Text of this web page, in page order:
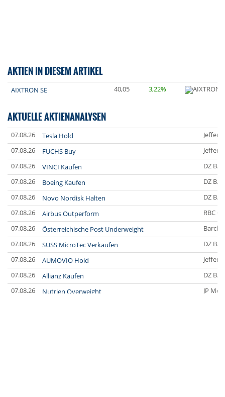
AKTIEN IN DIESEM ARTIKEL
AIXTRON SE 40,05 3,22%
AKTUELLE AKTIENANALYSEN
07.08.26 Tesla Hold
07.08.26
FUCHS Buy
07.08.26
VINCI Kaufen
DZ
07.08.26
Boeing Kaufen
DZ
07.08.26
Novo Nordisk Halten
DZ
07.08.26
Airbus Outperform
RBC
07.08.26
Österreichische Post Underweight
07.08.26
SUSS MicroTec Verkaufen
DZ
07.08.26
AUMOVIO Hold
07.08.26
Allianz Kaufen
DZ
07.08.26
Nutrien Overweight
JP